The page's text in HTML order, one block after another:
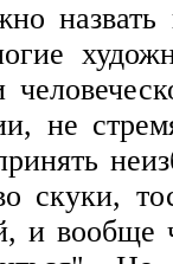
не
скуки,
и вообще